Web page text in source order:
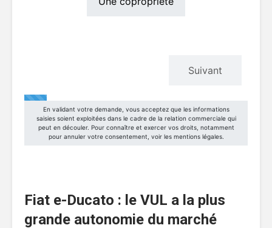
Fiat e-Ducato : le VUL a la plus
grande autonomie du marché